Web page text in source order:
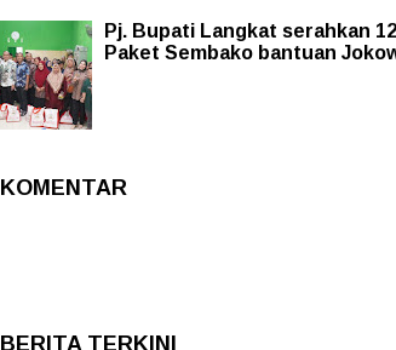
Pj. Bupati Langkat serahkan
Paket Sembako bantuan
KOMENTAR
BERITA TERKINI